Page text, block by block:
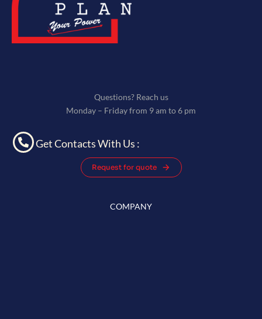
Questions? Reach us
Monday – Friday from 9 am to 6 pm
Get Contacts With Us :
Request for quote
COMPANY